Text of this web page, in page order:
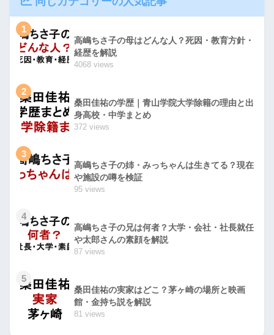
1
高嶋ちさ子の母はどんな人？死因・教育方針・
経歴を解説
4068 views
2
桑田佳祐の学歴｜青山学院大学除籍の理由と出
身高校・中学まとめ
372 views
3
高嶋ちさ子の姉・みっちゃんは生きてる？現在
や施設の噂を検証
95 views
4
高嶋ちさ子の兄は何者？大学・会社・社長就任
や太郎さんの素顔を解説
87 views
5
桑田佳祐の実家はどこ？茅ヶ崎の場所と映画
館・金持ち説を解説
81 views